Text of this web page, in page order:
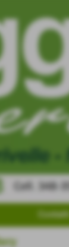
Contatti